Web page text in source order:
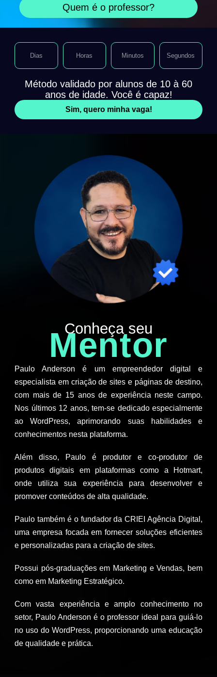
Quem é o professor?
Método validado por alunos de 10 à 60
anos de idade. Você é capaz!
Sim, quero minha vaga!
Dias Horas Minutos Segundos
Conheça seu
Mentor
Paulo Anderson é um empreendedor digital e
especialista em criação de sites e páginas de destino,
com mais de 15 anos de experiência neste campo.
Nos últimos 12 anos, tem-se dedicado especialmente
ao WordPress, aprimorando suas habilidades e
conhecimentos nesta plataforma.
Além disso, Paulo é produtor e co-produtor de
produtos digitais em plataformas como a Hotmart,
onde utiliza sua experiência para desenvolver e
promover conteúdos de alta qualidade.
Paulo também é o fundador da CRIEI Agência Digital,
uma empresa focada em fornecer soluções eficientes
e personalizadas para a criação de sites.
Possui pós-graduações em Marketing e Vendas, bem
como em Marketing Estratégico.
Com vasta experiência e amplo conhecimento no
setor, Paulo Anderson é o professor ideal para guiá-lo
no uso do WordPress, proporcionando uma educação
de qualidade e prática.